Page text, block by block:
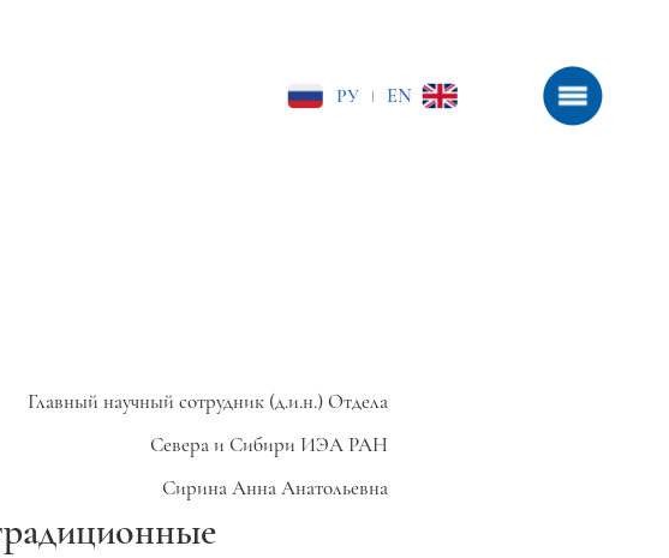
РУ EN
Главный научный сотрудник (д.и.н.) Отдела
Севера и Сибири ИЭА РАН
Сирина Анна Анатольевна